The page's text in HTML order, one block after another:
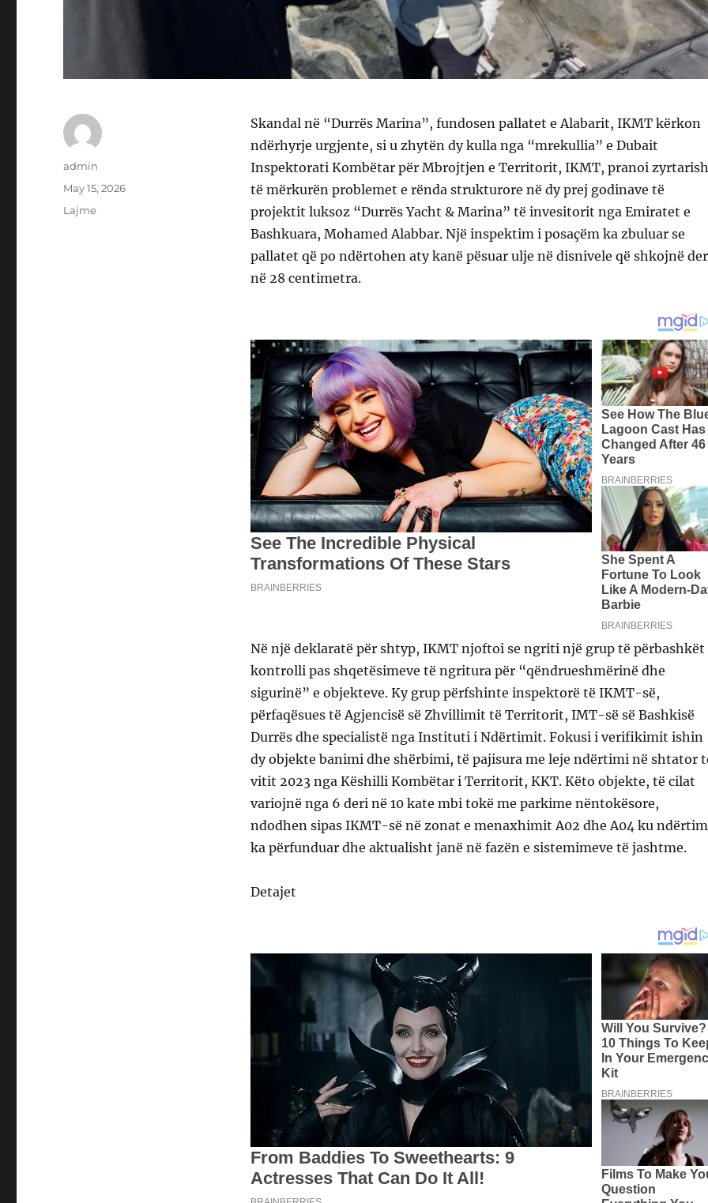
Skandal në “Durrës Marina”, fundosen pallatet e Alabarit, IKMT kërkon
ndërhyrje urgjente, si u zhytën dy kulla nga “mrekullia” e Dubait
Inspektorati Kombëtar për Mbrojtjen e Territorit, IKMT, pranoi
të mërkurën problemet e rënda strukturore në dy prej godinave të
projektit luksoz “Durrës Yacht & Marina” të invesitorit nga Emiratet e
Bashkuara, Mohamed Alabbar. Një inspektim i posaçëm ka zbuluar se
pallatet që po ndërtohen aty kanë pësuar ulje në disnivele që shkojnë
në 28 centimetra.
Në një deklaratë për shtyp, IKMT njoftoi se ngriti një grup të përbashkët
kontrolli pas shqetësimeve të ngritura për “qëndrueshmërinë dhe
sigurinë” e objekteve. Ky grup përfshinte inspektorë të IKMT-së,
përfaqësues të Agjencisë së Zhvillimit të Territorit, IMT-së së Bashkisë
Durrës dhe specialistë nga Instituti i Ndërtimit. Fokusi i verifikimit ishin
dy objekte banimi dhe shërbimi, të pajisura me leje ndërtimi në shtator
vitit 2023 nga Këshilli Kombëtar i Territorit, KKT. Këto objekte, të cilat
variojnë nga 6 deri në 10 kate mbi tokë me parkime nëntokësore,
ndodhen sipas IKMT-së në zonat e menaxhimit A02 dhe A04 ku
ka përfunduar dhe aktualisht janë në fazën e sistemimeve të jashtme.
Detajet
Author
admin
Posted
May 15, 2026
Categories
Lajme